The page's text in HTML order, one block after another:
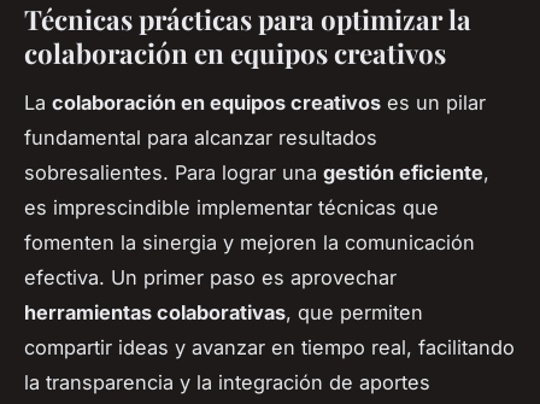
Técnicas prácticas para optimizar la
colaboración en equipos creativos
La colaboración en equipos creativos es un pilar
fundamental para alcanzar resultados
sobresalientes. Para lograr una gestión eficiente,
es imprescindible implementar técnicas que
fomenten la sinergia y mejoren la comunicación
efectiva. Un primer paso es aprovechar
herramientas colaborativas, que permiten
compartir ideas y avanzar en tiempo real, facilitando
la transparencia y la integración de aportes